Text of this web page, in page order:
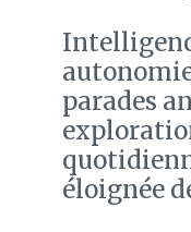
parades
éloignée